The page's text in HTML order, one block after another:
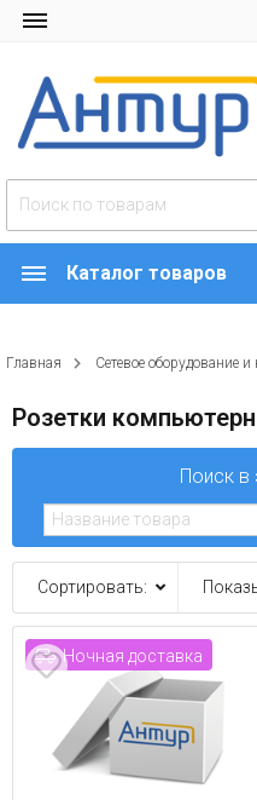
Каталог товаров
Главная Сетевое оборудование
Розетки
Поиск в
Сортировать:
Ночная доставка